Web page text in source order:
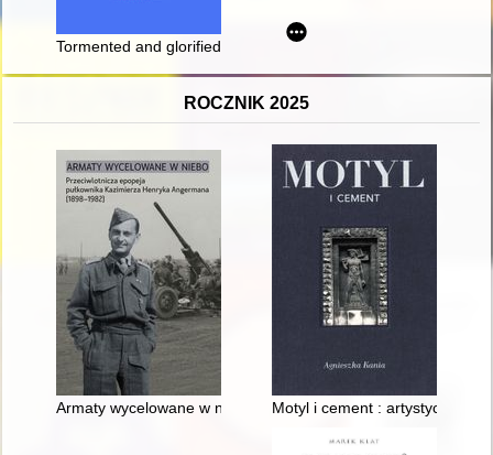
Tormented and glorified body - The example of st. Adalbert
ROCZNIK 2025
Armaty wycelowane w niebo : przeciwlotnicza epopeja
Motyl i cement : artystyczne